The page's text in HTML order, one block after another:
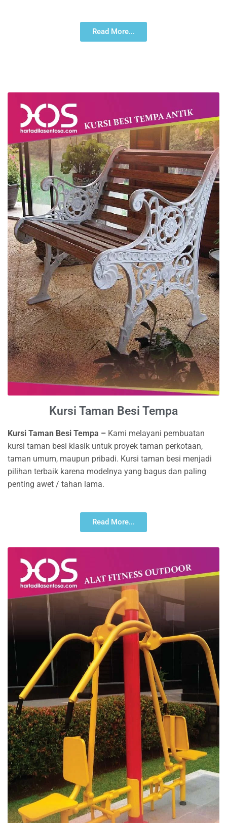
Read More...
Kursi Taman Besi Tempa
Kursi Taman Besi Tempa – Kami melayani pembuatan
kursi taman besi klasik untuk proyek taman perkotaan,
taman umum, maupun pribadi. Kursi taman besi menjadi
pilihan terbaik karena modelnya yang bagus dan paling
penting awet / tahan lama.
Read More...